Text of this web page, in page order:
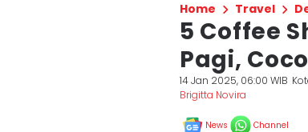
Home Travel
5 Coffee
Pagi,
14 Jan 2025, 06:00 WIB
Brigitta Novira
News Channel